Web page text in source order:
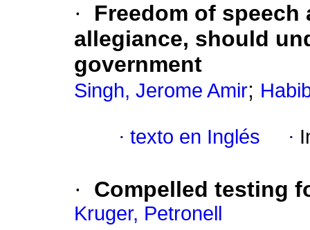
·
Freedom of
allegiance, should
government
Singh, Jerome Amir;
· texto en Inglés ·
· Compelled testing
Kruger, Petronell